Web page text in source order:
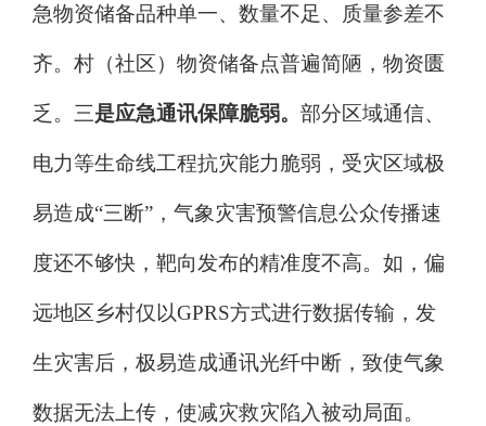
急物资储备品种单一、数量不足、质量参差不
齐。村（社区）物资储备点普遍简陋，物资匮
乏。三是应急通讯保障脆弱。 部分区域通信、
电力等生命线工程抗灾能力脆弱，受灾区域极
易造成“三断” ，气象灾害预警信息公众传播速
度还不够快，靶向发布的精准度不高。如，偏
远地区乡村仅以GPRS方式进行数据传输，发
生灾害后，极易造成通讯光纤中断，致使气象
数据无法上传，使减灾救灾陷入被动局面。